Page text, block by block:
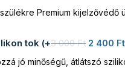
Premium kijelzővédő
tok (+3 000Ft 2 400 Ft
jó minőségű, átlátszó